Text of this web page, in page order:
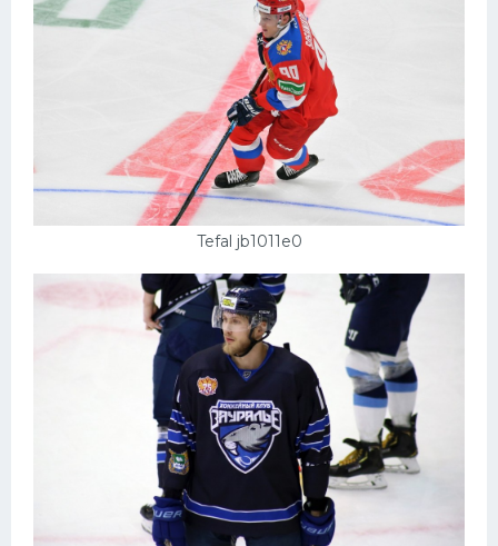
Tefal jb1011e0